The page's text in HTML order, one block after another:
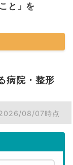
と」を
病院・整形
08/07時点